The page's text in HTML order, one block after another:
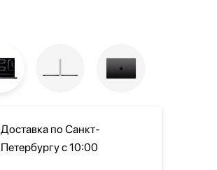
Доставка по Санкт-
Петербургу с 10:00